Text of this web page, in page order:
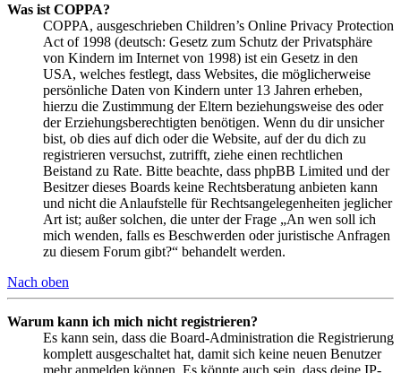
Was ist COPPA?
COPPA, ausgeschrieben Children’s Online Privacy Protection
Act of 1998 (deutsch: Gesetz zum Schutz der Privatsphäre
von Kindern im Internet von 1998) ist ein Gesetz in den
USA, welches festlegt, dass Websites, die möglicherweise
persönliche Daten von Kindern unter 13 Jahren erheben,
hierzu die Zustimmung der Eltern beziehungsweise des oder
der Erziehungsberechtigten benötigen. Wenn du dir unsicher
bist, ob dies auf dich oder die Website, auf der du dich zu
registrieren versuchst, zutrifft, ziehe einen rechtlichen
Beistand zu Rate. Bitte beachte, dass phpBB Limited und der
Besitzer dieses Boards keine Rechtsberatung anbieten kann
und nicht die Anlaufstelle für Rechtsangelegenheiten jeglicher
Art ist; außer solchen, die unter der Frage „An wen soll ich
mich wenden, falls es Beschwerden oder juristische Anfragen
zu diesem Forum gibt?“ behandelt werden.
Nach oben
Warum kann ich mich nicht registrieren?
Es kann sein, dass die Board-Administration die Registrierung
komplett ausgeschaltet hat, damit sich keine neuen Benutzer
mehr anmelden können. Es könnte auch sein, dass deine IP-